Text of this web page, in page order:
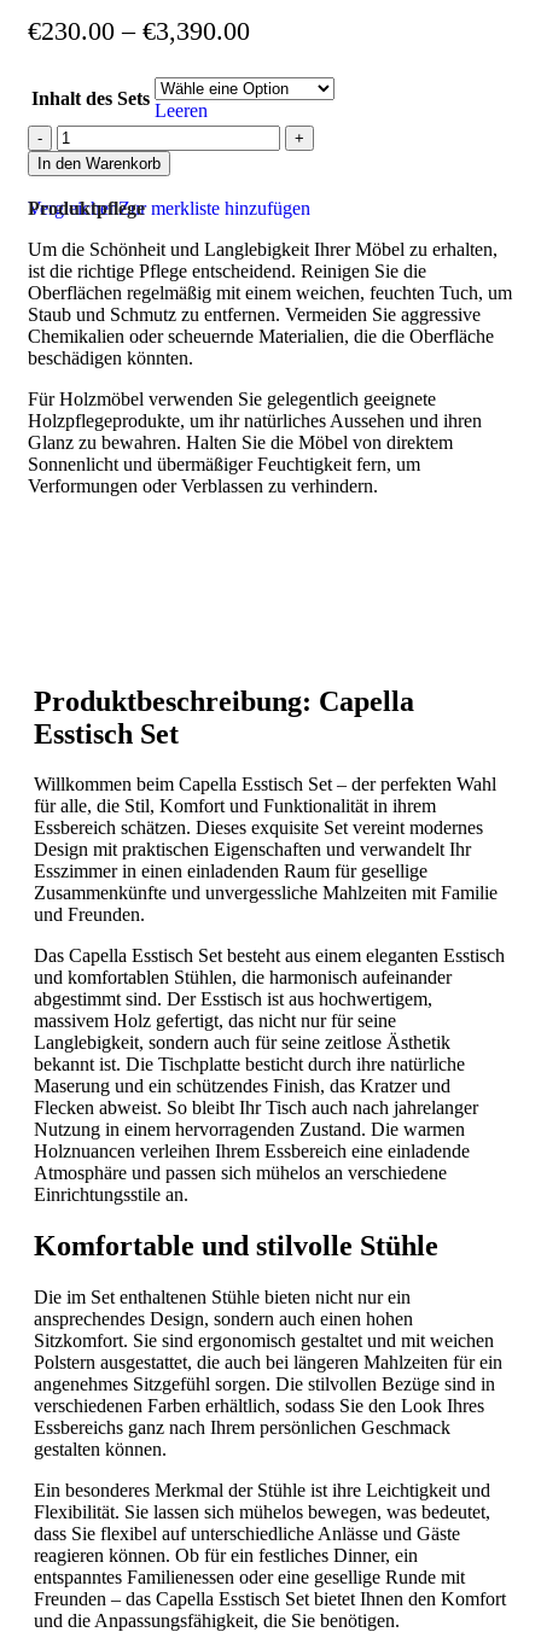
€230.00 – €3,390.00
Inhalt des Sets
Leeren
In den Warenkorb
VergleichenZur merkliste hinzufügen
Produktpflege
Um die Schönheit und Langlebigkeit Ihrer Möbel zu erhalten,
ist die richtige Pflege entscheidend. Reinigen Sie die
Oberflächen regelmäßig mit einem weichen, feuchten Tuch, um
Staub und Schmutz zu entfernen. Vermeiden Sie aggressive
Chemikalien oder scheuernde Materialien, die die Oberfläche
beschädigen könnten.
Für Holzmöbel verwenden Sie gelegentlich geeignete
Holzpflegeprodukte, um ihr natürliches Aussehen und ihren
Glanz zu bewahren. Halten Sie die Möbel von direktem
Sonnenlicht und übermäßiger Feuchtigkeit fern, um
Verformungen oder Verblassen zu verhindern.
Produktbeschreibung: Capella
Esstisch Set
Willkommen beim Capella Esstisch Set – der perfekten Wahl
für alle, die Stil, Komfort und Funktionalität in ihrem
Essbereich schätzen. Dieses exquisite Set vereint modernes
Design mit praktischen Eigenschaften und verwandelt Ihr
Esszimmer in einen einladenden Raum für gesellige
Zusammenkünfte und unvergessliche Mahlzeiten mit Familie
und Freunden.
Das Capella Esstisch Set besteht aus einem eleganten Esstisch
und komfortablen Stühlen, die harmonisch aufeinander
abgestimmt sind. Der Esstisch ist aus hochwertigem,
massivem Holz gefertigt, das nicht nur für seine
Langlebigkeit, sondern auch für seine zeitlose Ästhetik
bekannt ist. Die Tischplatte besticht durch ihre natürliche
Maserung und ein schützendes Finish, das Kratzer und
Flecken abweist. So bleibt Ihr Tisch auch nach jahrelanger
Nutzung in einem hervorragenden Zustand. Die warmen
Holznuancen verleihen Ihrem Essbereich eine einladende
Atmosphäre und passen sich mühelos an verschiedene
Einrichtungsstile an.
Komfortable und stilvolle Stühle
Die im Set enthaltenen Stühle bieten nicht nur ein
ansprechendes Design, sondern auch einen hohen
Sitzkomfort. Sie sind ergonomisch gestaltet und mit weichen
Polstern ausgestattet, die auch bei längeren Mahlzeiten für ein
angenehmes Sitzgefühl sorgen. Die stilvollen Bezüge sind in
verschiedenen Farben erhältlich, sodass Sie den Look Ihres
Essbereichs ganz nach Ihrem persönlichen Geschmack
gestalten können.
Ein besonderes Merkmal der Stühle ist ihre Leichtigkeit und
Flexibilität. Sie lassen sich mühelos bewegen, was bedeutet,
dass Sie flexibel auf unterschiedliche Anlässe und Gäste
reagieren können. Ob für ein festliches Dinner, ein
entspanntes Familienessen oder eine gesellige Runde mit
Freunden – das Capella Esstisch Set bietet Ihnen den Komfort
und die Anpassungsfähigkeit, die Sie benötigen.